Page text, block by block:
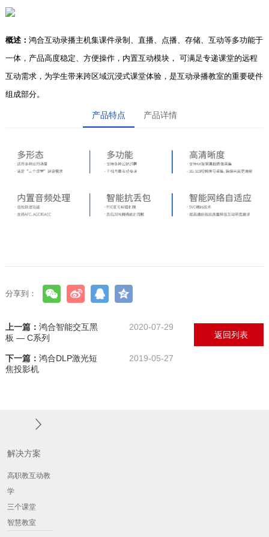
概述： 鸿合互动录播主机集课件录制、直播、点播、存储、互动等多功能于
一体，产品高度稳定、方便操作，内置互动模块， 可满足专递课堂的远程
互动需求，为学生带来跨区域沉浸式课堂体验，是互动录播教室的重要硬件
组成部分。
产品特点 产品详情
分享到：
上一篇： 鸿合智能交互黑
板 — C系列
2020-07-29
下一篇： 鸿合DLP激光短
焦投影机
2019-05-27
返回列表
解决方案
高职教互动教
学
三个课堂
智慧教室